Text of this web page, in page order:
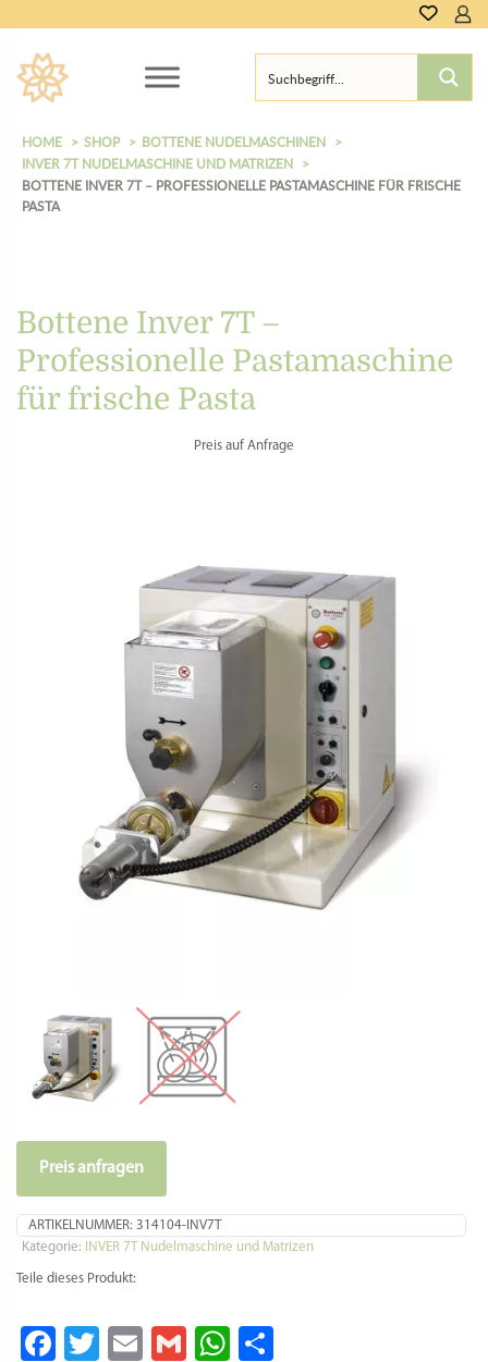
0,00
HOME SHOP
BOTTENE NUDELMASCHINEN
INVER 7T NUDELMASCHINE UND MATRIZEN
BOTTENE INVER 7T – PROFESSIONELLE PASTAMASCHINE FÜR FRISCHE
PASTA
Bottene Inver 7T –
Professionelle Pastamaschine
für frische Pasta
Preis auf Anfrage
Preis anfragen
ARTIKELNUMMER: 314104-INV7T
Kategorie:
INVER 7T Nudelmaschine und Matrizen
Teile dieses Produkt:
Facebook
Twitter
EmailGmailWhatsApp